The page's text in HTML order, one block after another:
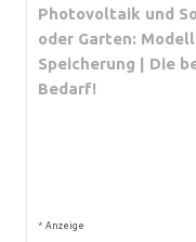
Photovoltaik und
oder Garten:
Speicherung | Die
Bedarf!
* Anzeige